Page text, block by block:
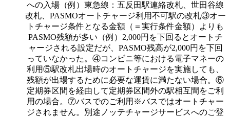
への入場（例）東急線：五反田駅連絡改札、世田谷線
改札、PASMOオートチャージ利用不可駅の改札③オー
トチャージ条件となる金額（＝実行条件金額）よりも
PASMO残額が多い（例）2,000円を下回るとオートチ
ャージされる設定だが、PASMO残高が2,000円を下回
っていなかった。④コンビニ等における電子マネーの
利用⑤駅改札出場時のオートチャージを実施しても、
残額が出場するために必要な運賃に満たない場合。⑥
定期券区間を経由して定期券区間外の駅相互間をご利
用の場合。⑦バスでのご利用※バスではオートチャー
ジされません。別途ノッテチャージサービスへのご登